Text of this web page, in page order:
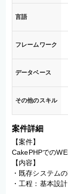
言語
フレームワーク
データベース
その他のスキル
案件詳細
【案件】
CakePHPでの
【内容】
・既存システム
・工程：基本設